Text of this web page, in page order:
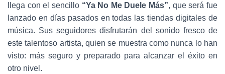
llega con el sencillo “Ya No Me Duele Más”, que será fue
lanzado en días pasados en todas las tiendas digitales de
música. Sus seguidores disfrutarán del sonido fresco de
este talentoso artista, quien se muestra como nunca lo han
visto: más seguro y preparado para alcanzar el éxito en
otro nivel.